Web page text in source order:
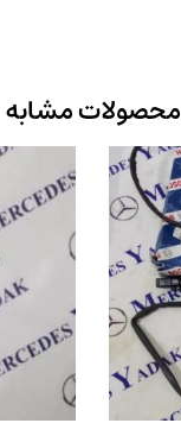
محصولات مشابه